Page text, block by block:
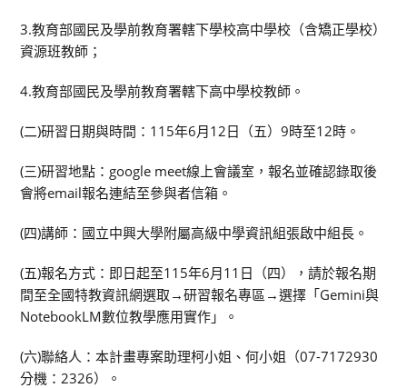
3.教育部國民及學前教育署轄下學校高中學校（含矯正學校）
資源班教師；
4.教育部國民及學前教育署轄下高中學校教師。
(二)研習日期與時間：115年6月12日（五）9時至12時。
(三)研習地點：google meet線上會議室，報名並確認錄取後
會將email報名連結至參與者信箱。
(四)講師：國立中興大學附屬高級中學資訊組張啟中組長。
(五)報名方式：即日起至115年6月11日（四），請於報名期
間至全國特教資訊網選取→研習報名專區→選擇「Gemini與
NotebookLM數位教學應用實作」。
(六)聯絡人：本計畫專案助理柯小姐、何小姐（07-7172930
分機：2326）。